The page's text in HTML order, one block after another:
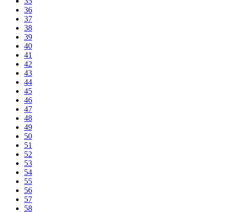
36
37
38
39
40
41
42
43
44
45
46
47
48
49
50
51
52
53
54
55
56
57
58